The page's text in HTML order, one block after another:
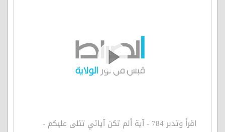
اقرأ وتدبر 784 - آية ألم تكن آياتي تتلى عليكم -